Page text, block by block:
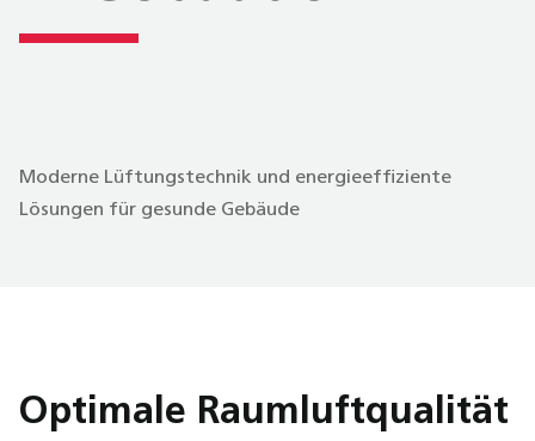
Moderne Lüftungstechnik und energieeffiziente
Lösungen für gesunde Gebäude
Optimale Raumluftqualität